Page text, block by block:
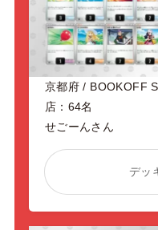
京都府 / BOOKOFF
店：64名
せごーんさん
デッ